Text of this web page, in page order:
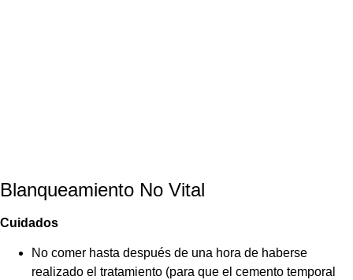
Blanqueamiento No Vital
Cuidados
No comer hasta después de una hora de haberse
realizado el tratamiento (para que el cemento temporal